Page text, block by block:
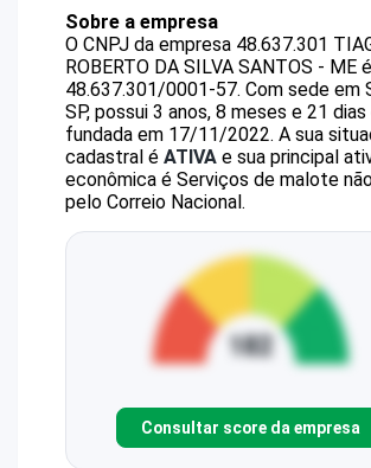
Sobre a empresa
O CNPJ da empresa 48.637.301
ROBERTO DA SILVA SANTOS - ME é
48.637.301/0001-57. Com sede em
SP, possui 3 anos, 8 meses e 21
fundada em 17/11/2022. A sua
cadastral é ATIVA e sua principal
econômica é Serviços de malote
pelo Correio Nacional.
Consultar score da empresa